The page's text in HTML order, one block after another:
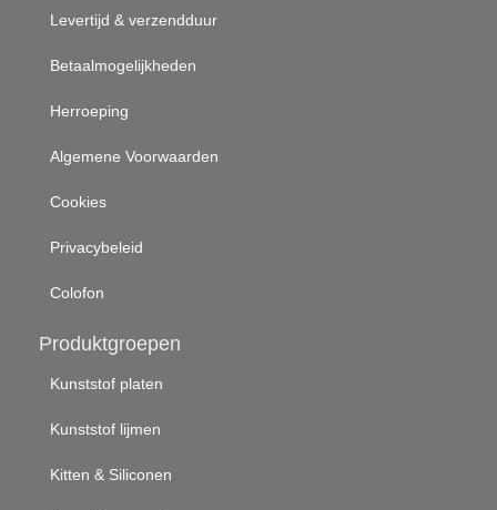
Levertijd & verzendduur
Betaalmogelijkheden
Herroeping
Algemene Voorwaarden
Cookies
Privacybeleid
Colofon
Produktgroepen
Kunststof platen
Kunststof lijmen
Kitten & Siliconen